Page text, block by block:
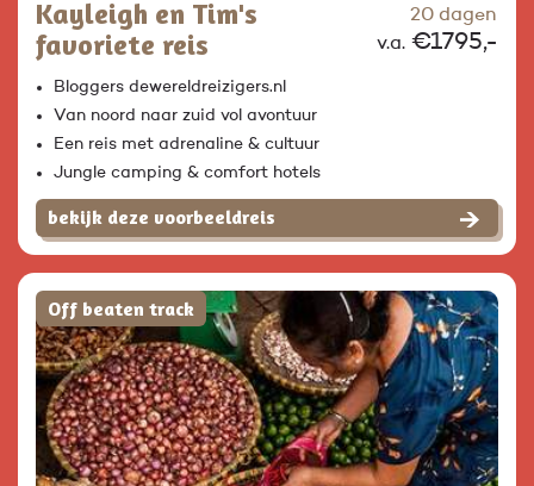
Kayleigh en Tim's
favoriete reis
20 dagen
v.a. €1795,-
Bloggers dewereldreizigers.nl
Van noord naar zuid vol avontuur
Een reis met adrenaline & cultuur
Jungle camping & comfort hotels
bekijk deze voorbeeldreis
Off beaten track